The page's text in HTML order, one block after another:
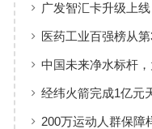
广发智汇卡升级上
线
医药工业百强榜从
增长”样本
中国未来净水标杆
经纬火箭完成1亿元
200万运动人群保障